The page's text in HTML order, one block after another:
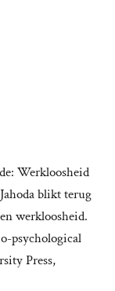
Werkloosheid
blikt terug
werkloosheid.
psychological
Press,